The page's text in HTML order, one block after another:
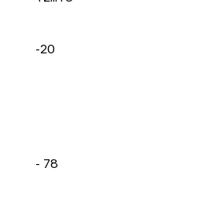
-20
- 78